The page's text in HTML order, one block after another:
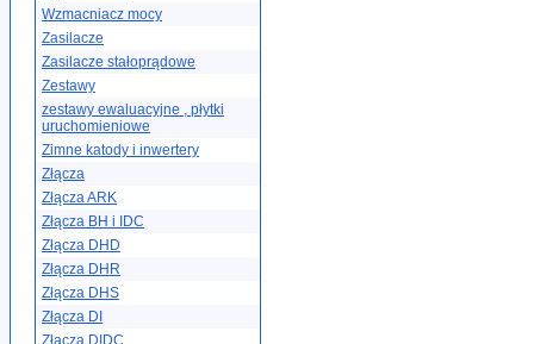
Wzmacniacz mocy
Zasilacze
Zasilacze stałoprądowe
Zestawy
zestawy ewaluacyjne , płytki
uruchomieniowe
Zimne katody i inwertery
Złącza
Złącza ARK
Złącza BH i IDC
Złącza DHD
Złącza DHR
Złącza DHS
Złącza DI
Złącza DIDC